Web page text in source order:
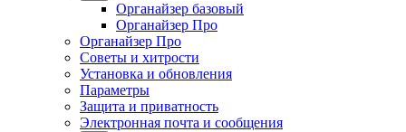
Органайзер базовый
Органайзер Про
Органайзер Про
Советы и хитрости
Установка и обновления
Параметры
Защита и приватность
Электронная почта и сообщения